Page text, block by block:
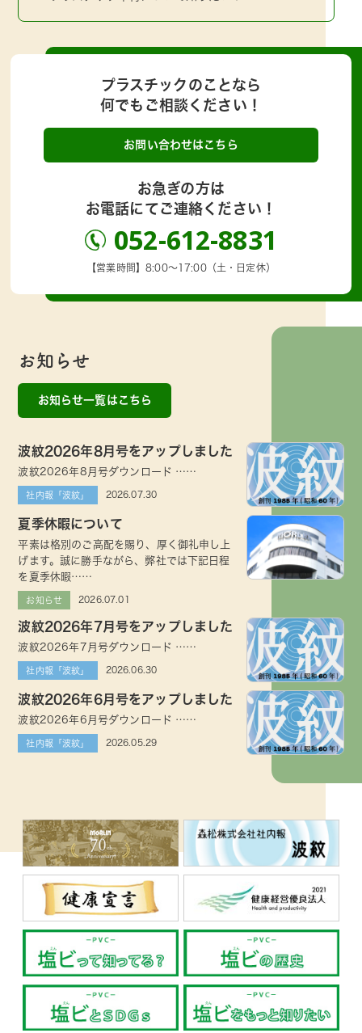
プラスチックのことなら
何でもご相談ください！
お問い合わせはこちら
お急ぎの方は
お電話にてご連絡ください！
052-612-8831
【営業時間】8:00～17:00（土・日定休）
お知らせ
お知らせ一覧はこちら
波紋2026年8月号をアップしました
波紋2026年8月号ダウンロード ……
社内報「波紋」 2026.07.30
夏季休暇について
平素は格別のご高配を賜り、厚く御礼申し上
げます。誠に勝手ながら、弊社では下記日程
を夏季休暇……
お知らせ 2026.07.01
波紋2026年7月号をアップしました
波紋2026年7月号ダウンロード ……
社内報「波紋」 2026.06.30
波紋2026年6月号をアップしました
波紋2026年6月号ダウンロード ……
社内報「波紋」 2026.05.29